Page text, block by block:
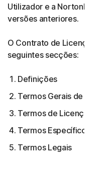
Utilizador e a
versões anteriores.
O Contrato de Licença e
seguintes secções:
Definições
Termos Gerais de Serviço
Termos de Licença de
Termos Específicos de
Termos Legais